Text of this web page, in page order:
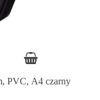
PVC, A4 czarny